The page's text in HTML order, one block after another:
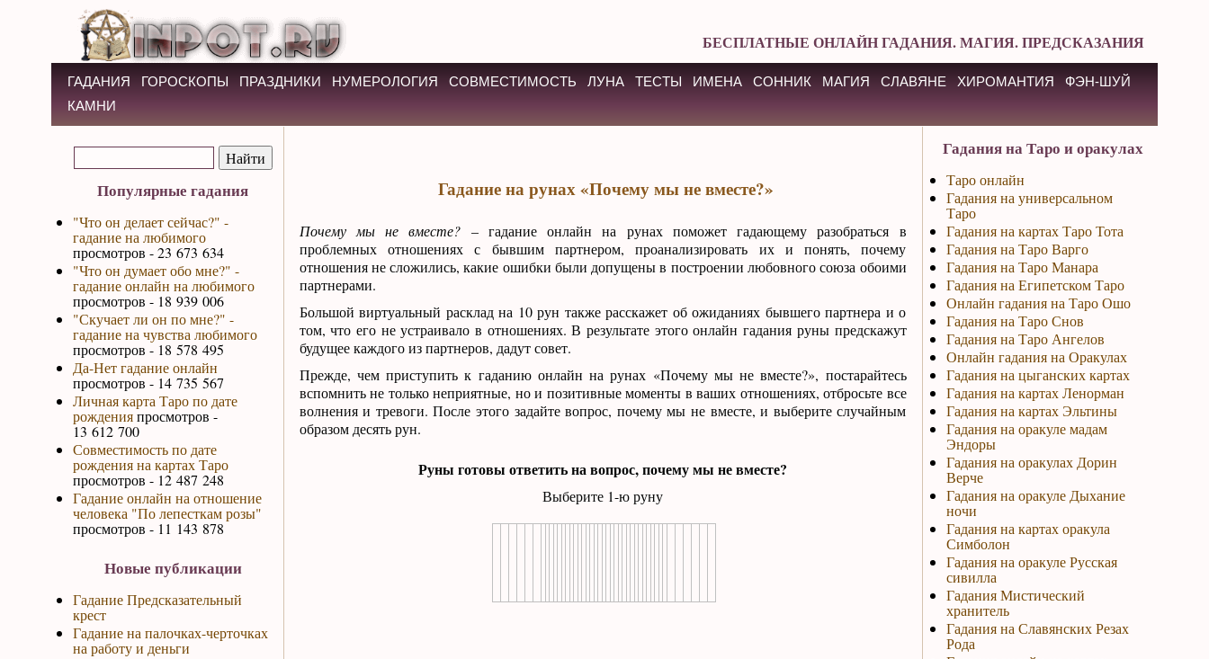
БЕСПЛАТНЫЕ ОНЛАЙН ГАДАНИЯ. МАГИЯ. ПРЕДСКАЗАНИЯ
ГАДАНИЯ ГОРОСКОПЫ ПРАЗДНИКИ НУМЕРОЛОГИЯ СОВМЕСТИМОСТЬ ЛУНА ТЕСТЫ ИМЕНА СОННИК МАГИЯ СЛАВЯНЕ ХИРОМАНТИЯ
ФЭН-ШУЙ
КАМНИ
Популярные гадания
"Что он делает сейчас?" -
гадание на любимого
просмотров - 23 673 634
"Что он думает обо мне?" -
гадание онлайн на любимого
просмотров - 18 939 006
"Скучает ли он по мне?" -
гадание на чувства любимого
просмотров - 18 578 495
Да-Нет гадание онлайн
просмотров - 14 735 567
Личная карта Таро по дате
рожденияпросмотров -
13 612 700
Совместимость по дате
рождения на картах Таро
просмотров - 12 487 248
Гадание онлайн на отношение
человека "По лепесткам розы"
просмотров - 11 143 878
Новые публикации
Гадание Предсказательный
крест
Гадание на палочках-черточках
на работу и деньги
Гадание на рунах «Почему мы не вместе?»
Почему мы не вместе? – гадание онлайн на рунах поможет гадающему разобраться в
проблемных отношениях с бывшим партнером, проанализировать их и понять, почему
отношения не сложились, какие ошибки были допущены в построении любовного союза обоими
партнерами.
Большой виртуальный расклад на 10 рун также расскажет об ожиданиях бывшего партнера и о
том, что его не устраивало в отношениях. В результате этого онлайн гадания руны предскажут
будущее каждого из партнеров, дадут совет.
Прежде, чем приступить к гаданию онлайн на рунах «Почему мы не вместе?», постарайтесь
вспомнить не только неприятные, но и позитивные моменты в ваших отношениях, отбросьте все
волнения и тревоги. После этого задайте вопрос, почему мы не вместе, и выберите случайным
образом десять рун.
Руны готовы ответить на вопрос, почему мы не вместе?
Выберите 1-ю руну
Гадания на Таро и оракулах
Таро онлайн
Гадания на универсальном
Таро
Гадания на картах Таро Тота
Гадания на Таро Варго
Гадания на Таро Манара
Гадания на Египетском Таро
Онлайн гадания на Таро Ошо
Гадания на Таро Снов
Гадания на Таро Ангелов
Онлайн гадания на Оракулах
Гадания на цыганских картах
Гадания на картах Ленорман
Гадания на картах Эльтины
Гадания на оракуле мадам
Эндоры
Гадания на оракулах Дорин
Верче
Гадания на оракуле Дыхание
ночи
Гадания на картах оракула
Симболон
Гадания на оракуле Русская
сивилла
Гадания Мистический
хранитель
Гадания на Славянских Резах
Рода